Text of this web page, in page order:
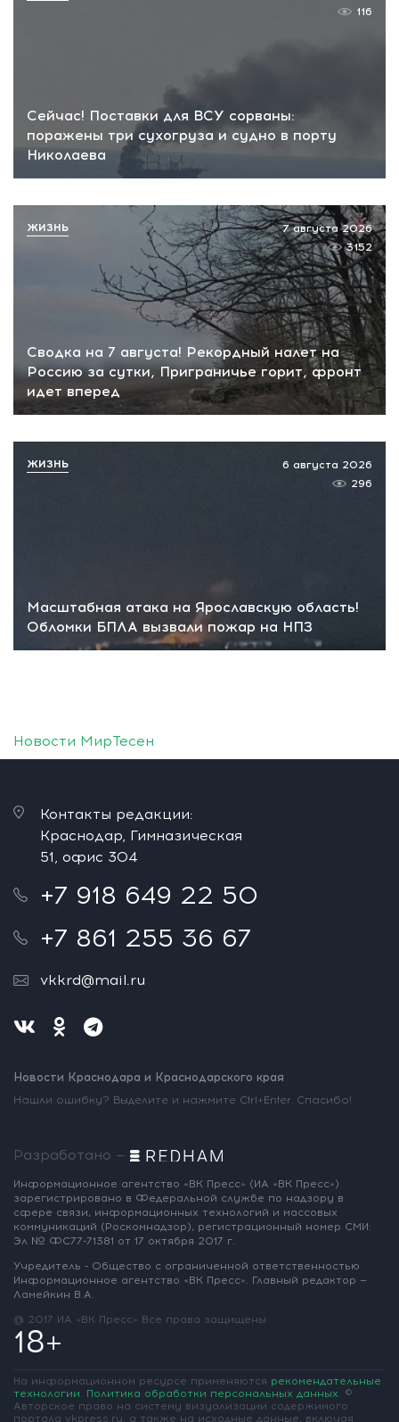
Сейчас! Поставки для ВСУ сорваны:
поражены три сухогруза и судно в порту
Николаева
116
Сводка на 7 августа! Рекордный налет на
Россию за сутки, Приграничье горит, фронт
идет вперед
7 августа 2026
3152
ЖИЗНЬ
Масштабная атака на Ярославскую область!
Обломки БПЛА вызвали пожар на НПЗ
6 августа 2026
296
ЖИЗНЬ
Новости МирТесен
Контакты редакции:
Краснодар, Гимназическая
51, офис 304
+7 918 649 22 50
+7 861 255 36 67
vkkrd@mail.ru
Новости Краснодара и Краснодарского края
Нашли ошибку? Выделите и нажмите Ctrl+Enter. Спасибо!
Разработано —
Информационное агентство «ВК Пресс» (ИА «ВК Пресс»)
зарегистрировано в Федеральной службе по надзору в
сфере связи, информационных технологий и массовых
коммуникаций (Роскомнадзор), регистрационный номер СМИ:
Эл № ФС77-71381 от 17 октября 2017 г.
Учредитель - Общество с ограниченной ответственностью
Информационное агентство «ВК Пресс». Главный редактор —
Ламейкин В.А.
@ 2017 ИА «ВК Пресс» Все права защищены
18+
На информационном ресурсе применяются рекомендательные
технологии. Политика обработки персональных данных. ©
Авторское право на систему визуализации содержимого
портала vkpress.ru, а также на исходные данные, включая